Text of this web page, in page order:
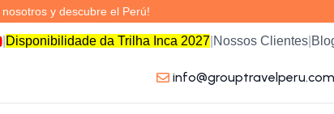
nosotros y descubre el Perú!
Disponibilidade da Trilha Inca 2027 Nossos Clientes
info@grouptravelperu.com